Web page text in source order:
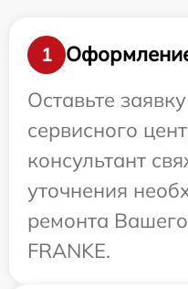
1
Оставьте
сервисного
консультант
уточнения
ремонта
FRANKE.